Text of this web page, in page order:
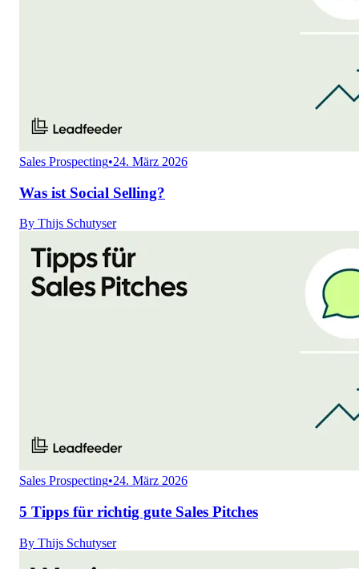
Sales Prospecting•24. März 2026
Was ist Social Selling?
By Thijs Schutyser
Sales Prospecting•24. März 2026
5 Tipps für richtig gute Sales Pitches
By Thijs Schutyser